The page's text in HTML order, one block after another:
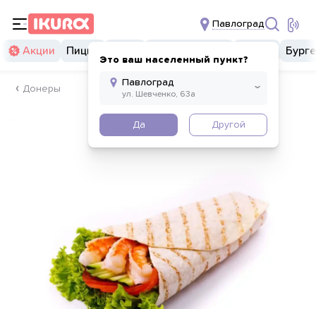
Павлоград
Это ваш населенный пункт?
Да Другой
Акции Пицца
Донеры